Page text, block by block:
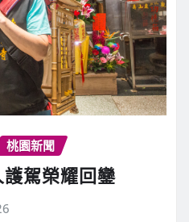
桃園新聞
駕榮耀回鑾